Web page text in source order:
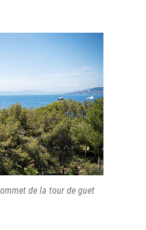
de la tour de guet